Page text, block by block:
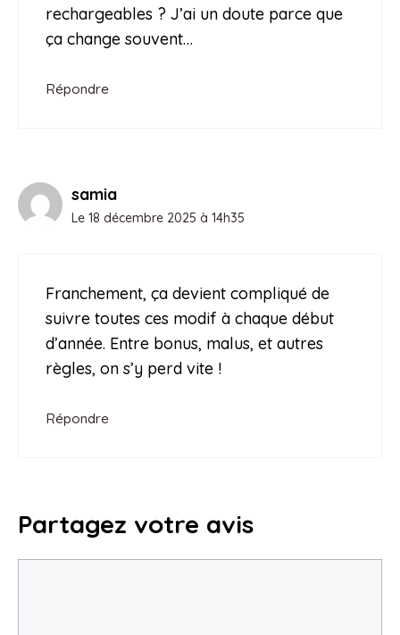
rechargeables ? J’ai un doute parce que
ça change souvent…
Répondre
samia
Le 18 décembre 2025 à 14h35
Franchement, ça devient compliqué de
suivre toutes ces modif à chaque début
d’année. Entre bonus, malus, et autres
règles, on s’y perd vite !
Répondre
Partagez votre avis